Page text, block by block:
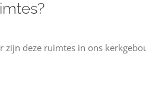
zijn deze ruimtes in ons